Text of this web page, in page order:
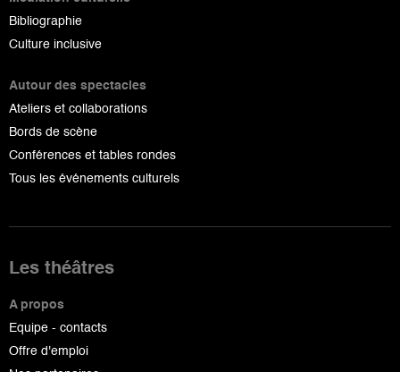
Bibliographie
Culture inclusive
Autour des spectacles
Ateliers et collaborations
Bords de scène
Conférences et tables rondes
Tous les événements culturels
Les théâtres
A propos
Equipe - contacts
Offre d'emploi